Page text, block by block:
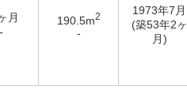
月
190.5m2
-
1973年7月
(築53年2ヶ
月)